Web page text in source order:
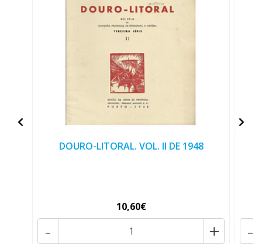
DOURO-LITORAL. VOL. II DE 1948
10,60€
+
- -